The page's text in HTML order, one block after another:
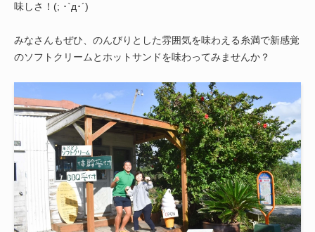
味しさ！(; ･`д･´)
みなさんもぜひ、のんびりとした雰囲気を味わえる糸満で新感覚
のソフトクリームとホットサンドを味わってみませんか？